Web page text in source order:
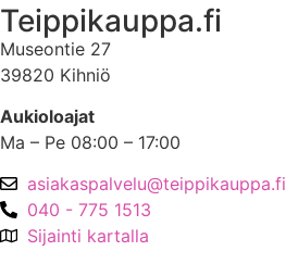
Teippikauppa.fi
Museontie 27
39820 Kihniö
Aukioloajat
Ma – Pe 08:00 – 17:00
asiakaspalvelu@teippikauppa.fi
040 - 775 1513
Sijainti kartalla